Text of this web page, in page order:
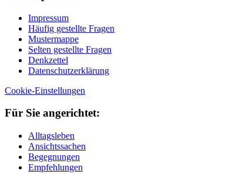
Im­pres­sum
Häu­fig ge­stell­te Fra­gen
Mu­ster­map­pe
Sel­ten ge­stell­te Fra­gen
Denk­zet­tel
Da­ten­schutz­er­klä­rung
Cookie-Einstellungen
Für Sie an­ge­rich­tet:
Alltagsleben
Ansichtssachen
Begegnungen
Empfehlungen